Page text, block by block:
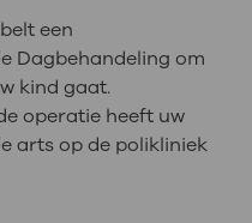
een
Dagbehandeling om
kind gaat.
operatie heeft uw
arts op de polikliniek